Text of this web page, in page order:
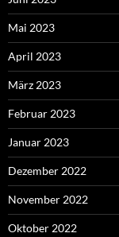
Mai 2023
April 2023
März 2023
Februar 2023
Januar 2023
Dezember 2022
November 2022
Oktober 2022